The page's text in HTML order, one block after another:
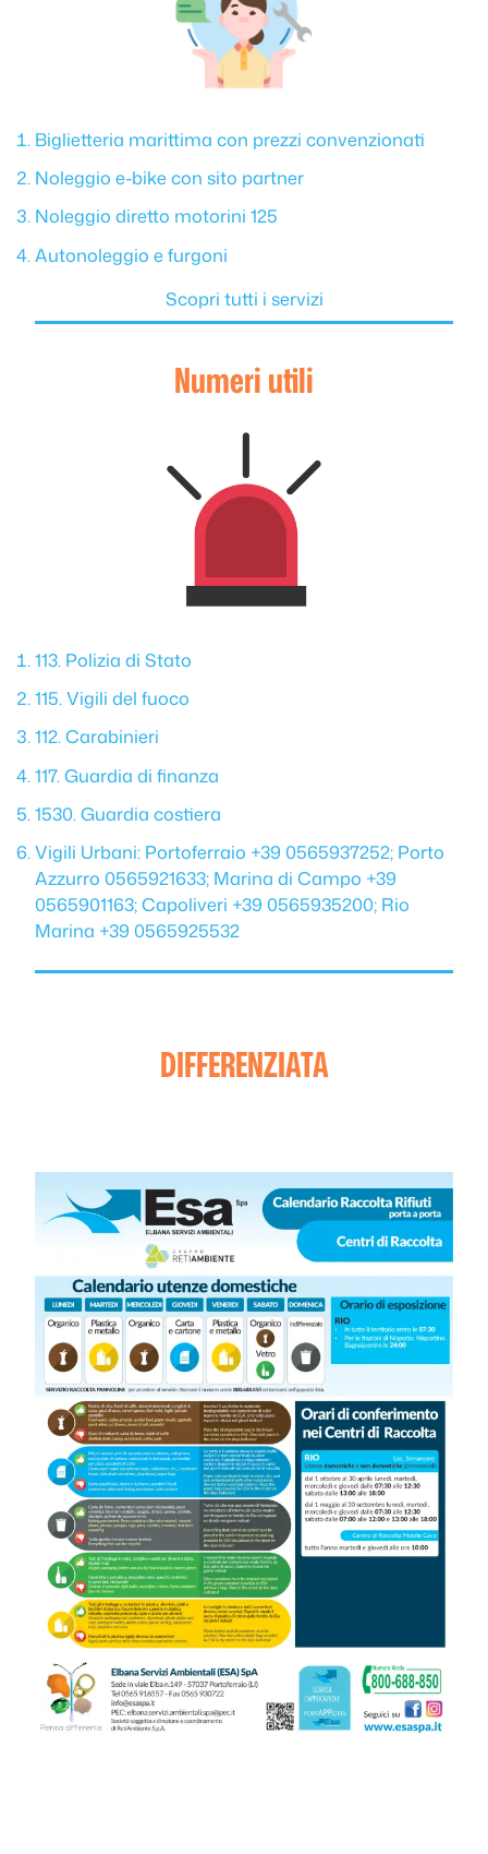
Biglietteria marittima con prezzi convenzionati
Noleggio e-bike con sito partner
Noleggio diretto motorini 125
Autonoleggio e furgoni
Scopri tutti i servizi
Numeri utili
113. Polizia di Stato
115. Vigili del fuoco
112. Carabinieri
117. Guardia di finanza
1530. Guardia costiera
Vigili Urbani: Portoferraio +39 0565937252; Porto
Azzurro 0565921633; Marina di Campo +39
0565901163; Capoliveri +39 0565935200; Rio
Marina +39 0565925532
DIFFERENZIATA